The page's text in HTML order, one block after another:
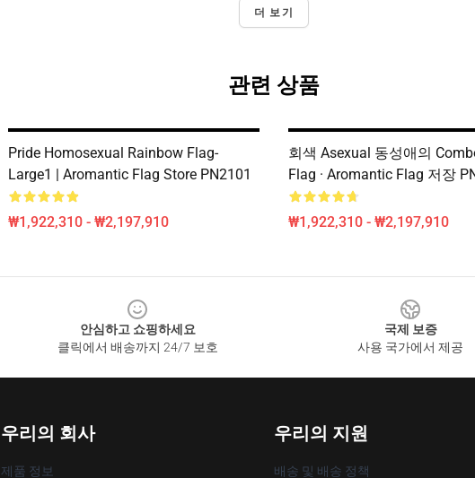
더 보기
관련 상품
Pride Homosexual Rainbow Flag-
Large1 | Aromantic Flag Store PN2101
₩1,922,310 - ₩2,197,910
회색 Asexual 동성애의
Flag · Aromantic Flag 저장
₩1,922,310 - ₩2,197,910
안심하고 쇼핑하세요
클릭에서 배송까지 24/7 보호
국제 보증
사용 국가에서 제공
우리의 회사
제품 정보
우리의 지원
배송 및 배송 정책